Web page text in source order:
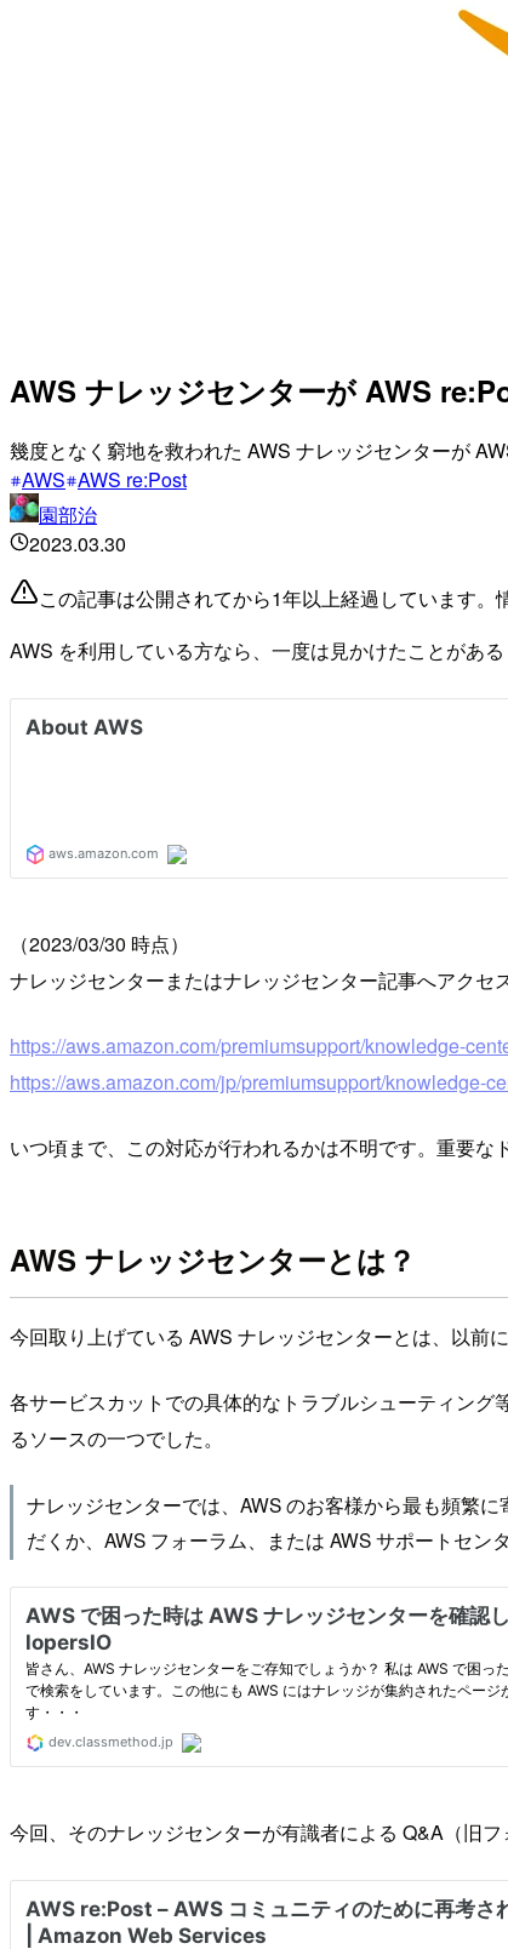
AWS ナレッジセンターが AWS
幾度となく窮地を救われた AWS ナレッジセンターが
AWS AWS re:Post
園部治
2023.03.30
この記事は公開されてから1年以上経過しています。
AWS を利用している方なら、一度は見かけたことがあ
（2023/03/30 時点）
ナレッジセンターまたはナレッジセンター記事へアクセ
https://aws.amazon.com/premiumsupport/knowledge-
https://aws.amazon.com/jp/premiumsupport/knowledge-
いつ頃まで、この対応が行われるかは不明です。重要
AWS ナレッジセンターとは？
今回取り上げている AWS ナレッジセンターとは、以前
各サービスカットでの具体的なトラブルシューティン
るソースの一つでした。
ナレッジセンターでは、AWS のお客様から最も頻繁
だくか、AWS フォーラム、または AWS サポートセン
今回、そのナレッジセンターが有識者による Q&A（旧